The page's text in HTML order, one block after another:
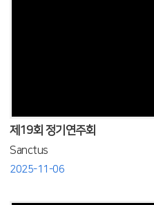
제19회 정기연주회
Sanctus
2025-11-06